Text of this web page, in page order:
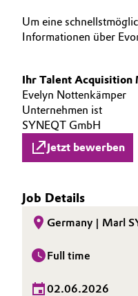
Oil & Gas,
Pharma & Biopharma
Plastics & Rubber
Pulp, Paper &
Textiles, Leather &
Um eine
Informationen über
Ihr Talent Acquisition
Evelyn Nottenkämper
Unternehmen ist
SYNEQT GmbH
Jetzt bewerben
Job Details
Germany | Marl
Full time
02.06.2026